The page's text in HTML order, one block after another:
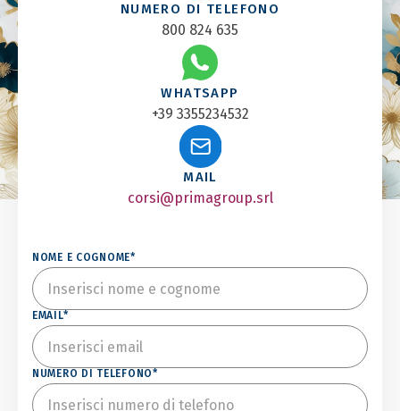
NUMERO DI TELEFONO
800 824 635
WHATSAPP
+39 3355234532
MAIL
corsi@primagroup.srl
NOME E COGNOME*
EMAIL*
NUMERO DI TELEFONO*